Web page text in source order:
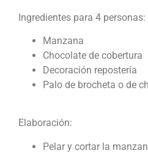
Ingredientes para 4 personas:
Manzana
Chocolate de cobertura
Decoración repostería
Palo de brocheta o de
Elaboración:
Pelar y cortar la